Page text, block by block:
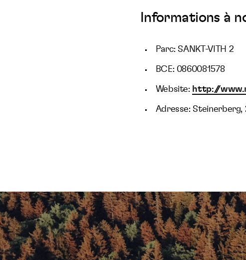
Informations à
Parc: SANKT-VITH 2
BCE: 0860081578
Website: http://
Adresse: Steinerberg,